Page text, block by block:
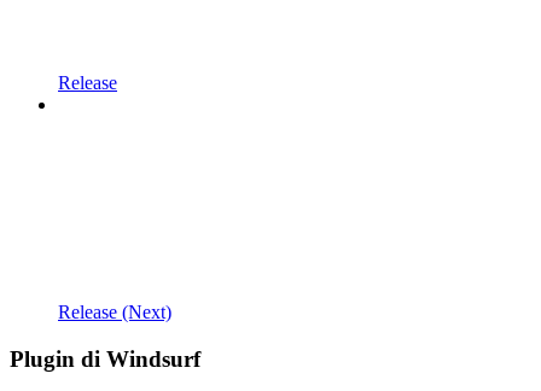
Release
Release (Next)
Plugin di Windsurf